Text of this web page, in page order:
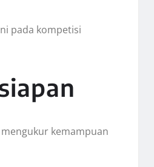
pada kompetisi
kemampuan